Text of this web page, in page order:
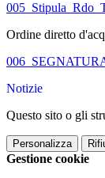
Ordine diretto
Notizie
Questo sito o gli
Personalizza
Gestione cookie